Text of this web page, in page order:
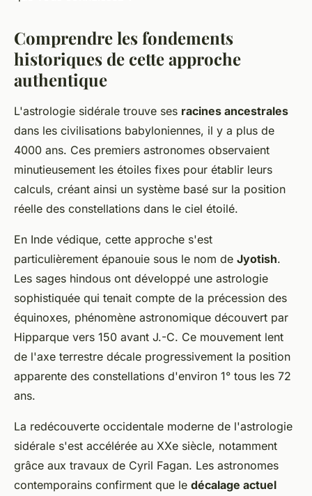
Comprendre les fondements
historiques de cette approche
authentique
L'astrologie sidérale trouve ses racines ancestrales
dans les civilisations babyloniennes, il y a plus de
4000 ans. Ces premiers astronomes observaient
minutieusement les étoiles fixes pour établir leurs
calculs, créant ainsi un système basé sur la position
réelle des constellations dans le ciel étoilé.
En Inde védique, cette approche s'est
particulièrement épanouie sous le nom de Jyotish.
Les sages hindous ont développé une astrologie
sophistiquée qui tenait compte de la précession des
équinoxes, phénomène astronomique découvert par
Hipparque vers 150 avant J.-C. Ce mouvement lent
de l'axe terrestre décale progressivement la position
apparente des constellations d'environ 1° tous les 72
ans.
La redécouverte occidentale moderne de l'astrologie
sidérale s'est accélérée au XXe siècle, notamment
grâce aux travaux de Cyril Fagan. Les astronomes
contemporains confirment que le décalage actuel